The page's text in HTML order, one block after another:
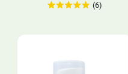
(6)